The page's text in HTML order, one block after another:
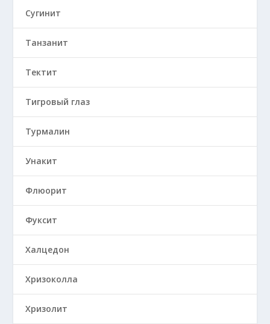
Сугинит
Танзанит
Тектит
Тигровый глаз
Турмалин
Унакит
Флюорит
Фуксит
Халцедон
Хризоколла
Хризолит